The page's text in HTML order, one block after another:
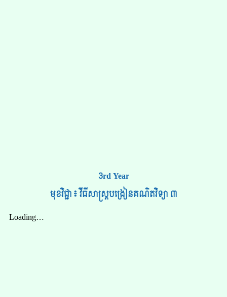
3rd Year
មុខវិជ្ជា៖ វីធីសាស្ត្របង្រៀនគណិតវិទ្យា ៣